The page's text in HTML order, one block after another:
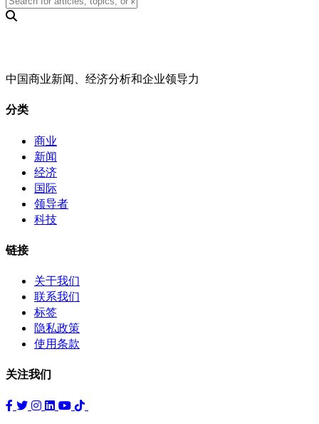
中国商业新闻、经济分析和企业领导力
分类
商业
新闻
经济
国际
领导者
科技
链接
关于我们
联系我们
标签
隐私政策
使用条款
关注我们